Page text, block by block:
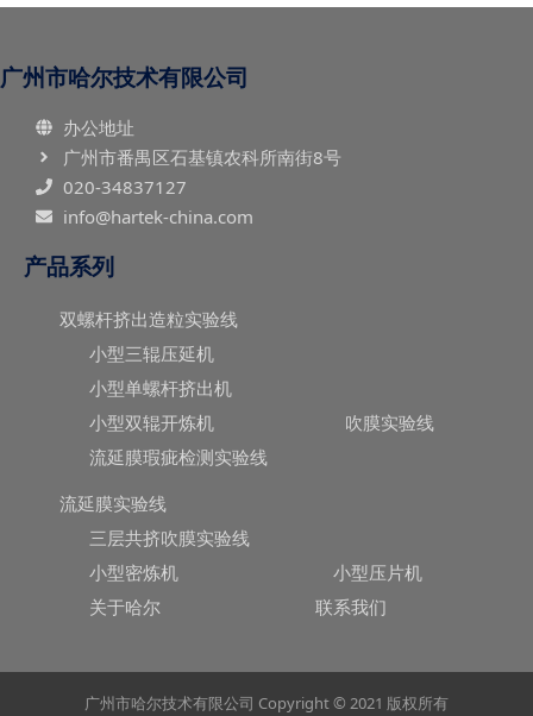
广州市哈尔技术有限公司
办公地址
广州市番禺区石基镇农科所南街8号
020-34837127
info@hartek-china.com
产品系列
双螺杆挤出造粒实验线
小型三辊压延机
小型单螺杆挤出机
小型双辊开炼机
吹膜实验线
流延膜瑕疵检测实验线
流延膜实验线
三层共挤吹膜实验线
小型密炼机
小型压片机
关于哈尔
联系我们
广州市哈尔技术有限公司 Copyright © 2021 版权所有